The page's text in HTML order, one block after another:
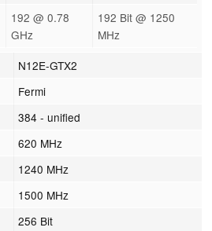
192 @ 0.78
GHz
192 Bit @ 1250
MHz
N12E-GTX2
Fermi
384 - unified
620 MHz
1240 MHz
1500 MHz
256 Bit